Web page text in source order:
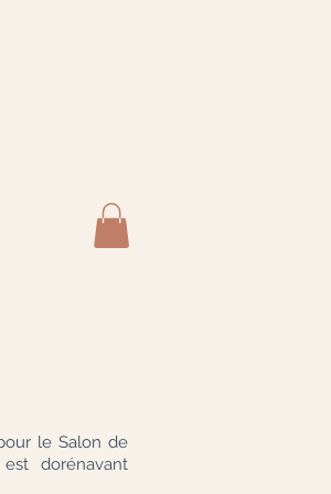
le Salon de
dorénavant